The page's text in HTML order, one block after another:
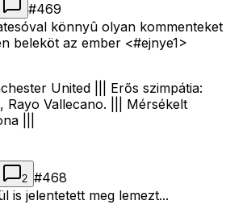
#469
könnyû olyan kommenteket
beleköt az ember <#ejnye1>
United ||| Erős szimpátia:
Rayo Vallecano. ||| Mérsékelt
|||
2 #468
is jelentetett meg lemezt...